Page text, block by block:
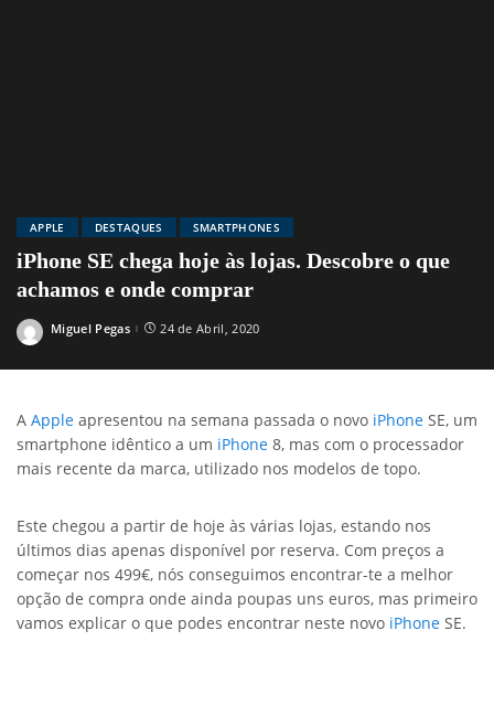
APPLE DESTAQUES SMARTPHONES
iPhone SE chega hoje às lojas. Descobre o que
achamos e onde comprar
Posted
Miguel Pegas 24 de Abril, 2020
A Apple apresentou na semana passada o novo iPhone SE, um
smartphone idêntico a um iPhone 8, mas com o processador
mais recente da marca, utilizado nos modelos de topo.
Este chegou a partir de hoje às várias lojas, estando nos
últimos dias apenas disponível por reserva. Com preços a
começar nos 499€, nós conseguimos encontrar-te a melhor
opção de compra onde ainda poupas uns euros, mas primeiro
vamos explicar o que podes encontrar neste novo iPhone SE.